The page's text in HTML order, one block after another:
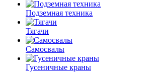
Подземная техника
Тягачи
Самосвалы
Гусеничные краны